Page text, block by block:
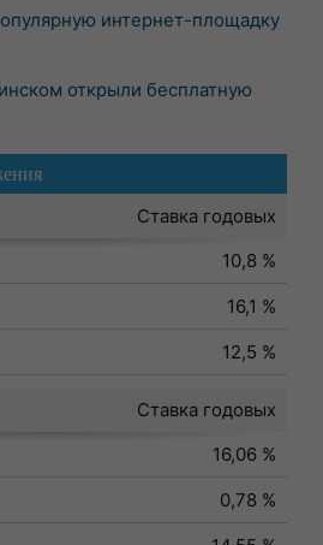
интернет-площадку
открыли бесплатную
Ставка годовых
10,8 %
16,1 %
12,5 %
Ставка годовых
16,06 %
0,78 %